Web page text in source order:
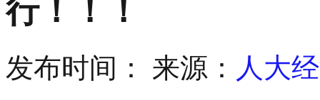
行！！！
发布时间： 来源： 人大